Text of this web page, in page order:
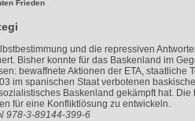
Frieden
und die repressiven
Bisher konnte für das Baskenland im
bewaffnete Aktionen der ETA,
im spanischen Staat verbotenen
Baskenland gekämpft hat.
für eine Konfliktlösung zu entwickeln.
978-3-89144-399-6